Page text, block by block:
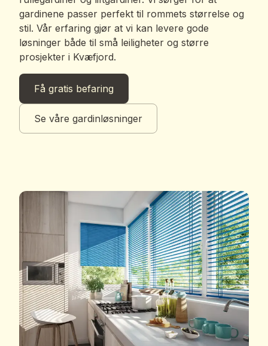
gardinene passer perfekt til rommets størrelse og
stil. Vår erfaring gjør at vi kan levere gode
løsninger både til små leiligheter og større
prosjekter i Kvæfjord.
Få gratis befaring
Se våre gardinløsninger